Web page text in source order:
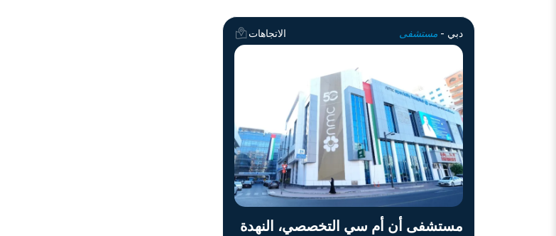
دبي - مستشفى الاتجاهات
مستشفى أن أم سي التخصصي، النهدة